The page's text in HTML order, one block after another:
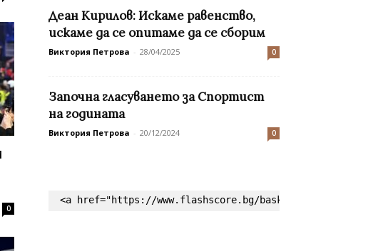
0
Деан Кирилов: Искаме равенство,
искаме да се опитаме да се сборим
Виктория Петрова - 28/04/2025 0
Започна гласуването за Спортист
на годината
Виктория Петрова - 20/12/2024 0
<a href="https://www.flashscore.bg/basketball/"